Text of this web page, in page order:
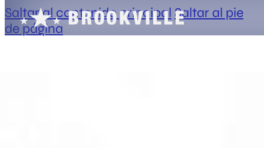
Saltar al contenido principal Saltar al pie
de página